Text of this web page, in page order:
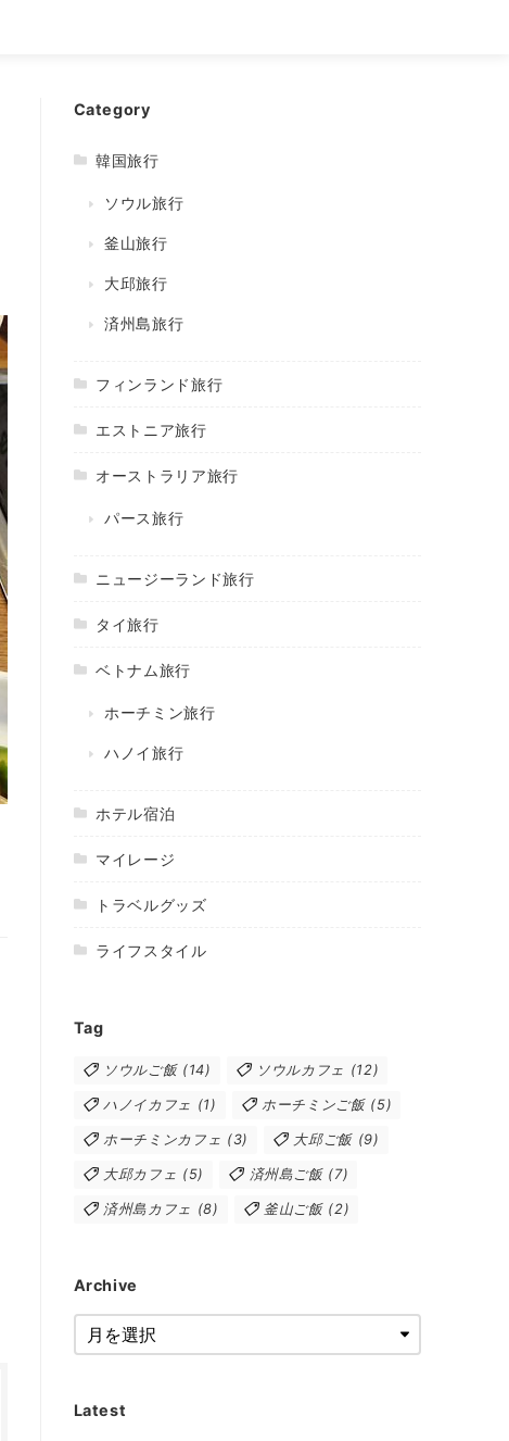
Category
韓国旅行
ソウル旅行
釜山旅行
大邱旅行
済州島旅行
フィンランド旅行
エストニア旅行
オーストラリア旅行
パース旅行
ニュージーランド旅行
タイ旅行
ベトナム旅行
ホーチミン旅行
ハノイ旅行
ホテル宿泊
マイレージ
トラベルグッズ
ライフスタイル
Tag
ソウルご飯(14) ソウルカフェ (12)
ハノイカフェ (1) ホーチミンご飯(5)
ホーチミンカフェ (3) 大邱ご飯 (9)
大邱カフェ (5) 済州島ご飯(7)
済州島カフェ (8) 釜山ご飯(2)
Archive
Latest